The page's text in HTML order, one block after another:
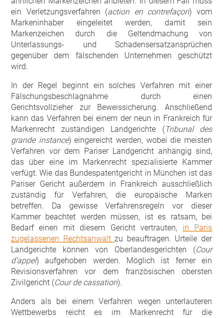
ein Verletzungsverfahren (action en contrefaçon) vom
Markeninhaber eingeleitet werden, damit sein
Markenzeichen durch die Geltendmachung von
Unterlassungs- und Schadensersatzansprüchen
gegenüber dem fälschenden Unternehmen geschützt
wird.
In der Regel beginnt ein solches Verfahren mit einer
Fälschungsbeschlagnahme durch einen
Gerichtsvollzieher zur Beweissicherung. Anschließend
kann das Verfahren bei einem der neun in Frankreich für
Markenrecht zuständigen Landgerichte (Tribunal des
grande instance) eingereicht werden, wobei die meisten
Verfahren vor dem Pariser Landgericht anhängig sind,
das über eine im Markenrecht spezialisierte Kammer
verfügt. Wie das Bundespatentgericht in München ist das
Pariser Gericht außerdem in Frankreich ausschließlich
zuständig für Verfahren, die europäische Marken
betreffen. Da gewisse Verfahrensregeln vor dieser
Kammer beachtet werden müssen, ist es ratsam, bei
Bedarf einen mit diesem Gericht vertrauten, in Paris
zugelassenen Rechtsanwaltzu beauftragen. Urteile der
Landgerichte können von Oberlandesgerichten (Cour
d’appel) aufgehoben werden. Möglich ist ferner ein
Revisionsverfahren vor dem französischen obersten
Zivilgericht (Cour de cassation).
Anders als bei einem Verfahren wegen unterlauteren
Wettbewerbs reicht es im Markenrecht für die